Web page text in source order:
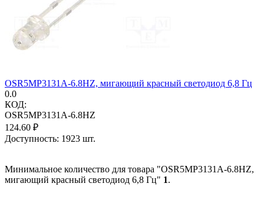
OSR5MP3131A-6.8HZ, мигающий красный светодиод 6,8 Гц
0.0
КОД:
OSR5MP3131A-6.8HZ
124.60 ₽
Доступность: 1923 шт.
Минимальное количество для товара "OSR5MP3131A-6.8HZ,
мигающий красный светодиод 6,8 Гц" 1.